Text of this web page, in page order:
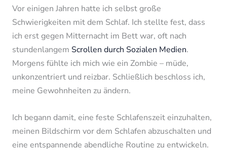
Vor einigen Jahren hatte ich selbst große
Schwierigkeiten mit dem Schlaf. Ich stellte fest, dass
ich erst gegen Mitternacht im Bett war, oft nach
stundenlangem Scrollen durch Sozialen Medien.
Morgens fühlte ich mich wie ein Zombie – müde,
unkonzentriert und reizbar. Schließlich beschloss ich,
meine Gewohnheiten zu ändern.
Ich begann damit, eine feste Schlafenszeit einzuhalten,
meinen Bildschirm vor dem Schlafen abzuschalten und
eine entspannende abendliche Routine zu entwickeln.